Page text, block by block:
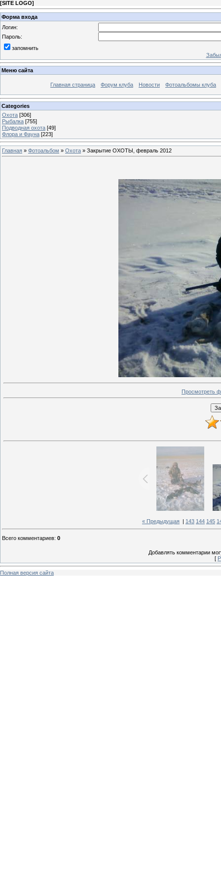
[SITE LOGO]
Форма входа
Логин:
Пароль:
запомнить
Меню сайта
Главная страница Форум клуба Новости Фотоальбомы клуба
Categories
Охота [306]
Рыбалка [755]
Подводная охота [49]
Флора и Фауна [223]
Главная » Фотоальбом » Охота » Закрытие ОХОТЫ, февраль 2012
Просмотреть
« Предыдущая 143 144 145
Всего комментариев: 0
Добавлять комментарии
[
Полная версия сайта